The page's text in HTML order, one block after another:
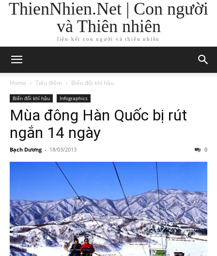
ThienNhien.Net | Con người
và Thiên nhiên
liên kết con người và thiên nhiên
Home Tiêu điểm Biến đổi khí hậu
Biến đổi khí hậu Infographics
Mùa đông Hàn Quốc bị rút
ngắn 14 ngày
Bạch Dương - 18/03/2013 0